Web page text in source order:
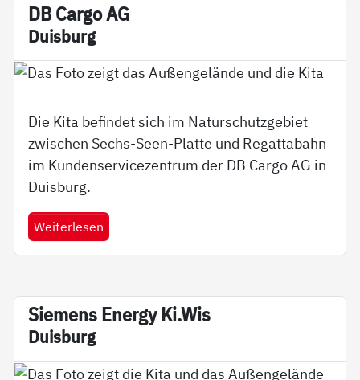
DB Car­go AG
Duis­burg
Die Kita befindet sich im Naturschutzgebiet
zwischen Sechs-Seen-Platte und Regattabahn
im Kundenservicezentrum der DB Cargo AG in
Duisburg.
Weiterlesen
Sie­­mens En­er­­gy Ki.Wis
Duis­burg